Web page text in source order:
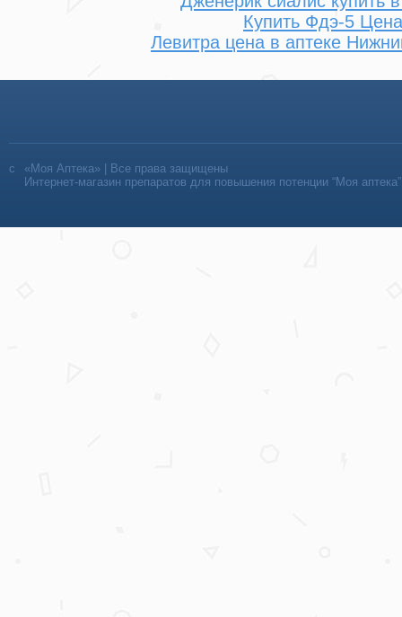
Купить Фдэ-5 Цена
Левитра цена в аптеке
«Моя Аптека» | Все права защищены
Интернет-магазин препаратов для повышения потенции “Моя